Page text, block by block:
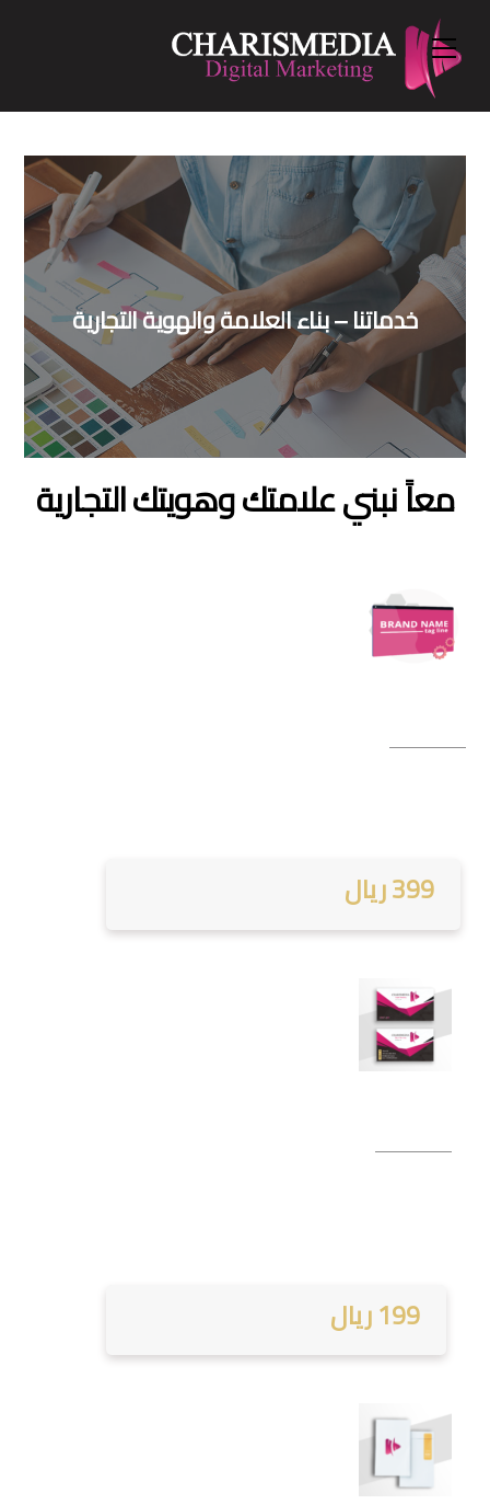
content
خدماتنا – بناء العلامة والهوية التجارية
معاً نبني علامتك وهويتك التجارية
399 ريال
199 ريال